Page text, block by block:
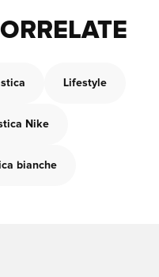
Lifestyle
Nike
bianche